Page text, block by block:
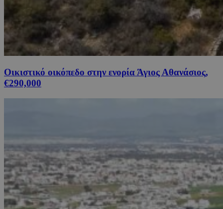
Οικιστικό οικόπεδο στην ενορία Άγιος Αθανάσιος,
€290,000